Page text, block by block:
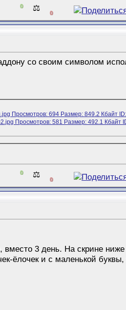
0 ⚖️ 0
со своим символом
0 ⚖️ 0
вместо 3 день. На скрине
ёлочек и с маленькой